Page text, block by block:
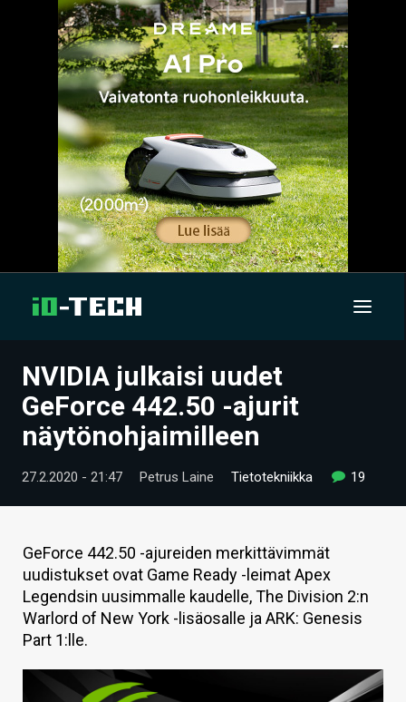
UUTISET
ARTIKKELIT
VIDEOT
TECHBBS
TIETOA
HINTA.FI
KAUPPA
NVIDIA julkaisi uudet
GeForce 442.50 -ajurit
näytönohjaimilleen
27.2.2020 - 21:47 Petrus Laine Tietotekniikka 19
GeForce 442.50 -ajureiden merkittävimmät
uudistukset ovat Game Ready -leimat Apex
Legendsin uusimmalle kaudelle, The Division 2:n
Warlord of New York -lisäosalle ja ARK: Genesis
Part 1:lle.